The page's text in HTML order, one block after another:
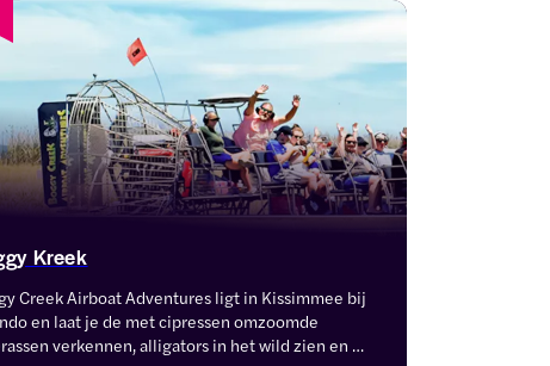
Kreek
Creek Airboat Adventures ligt in Kissimmee bij
en laat je de met cipressen omzoomde
verkennen, alligators in het wild zien en